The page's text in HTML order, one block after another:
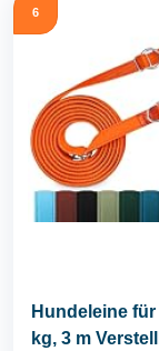
6
Hundeleine
kg, 3 m